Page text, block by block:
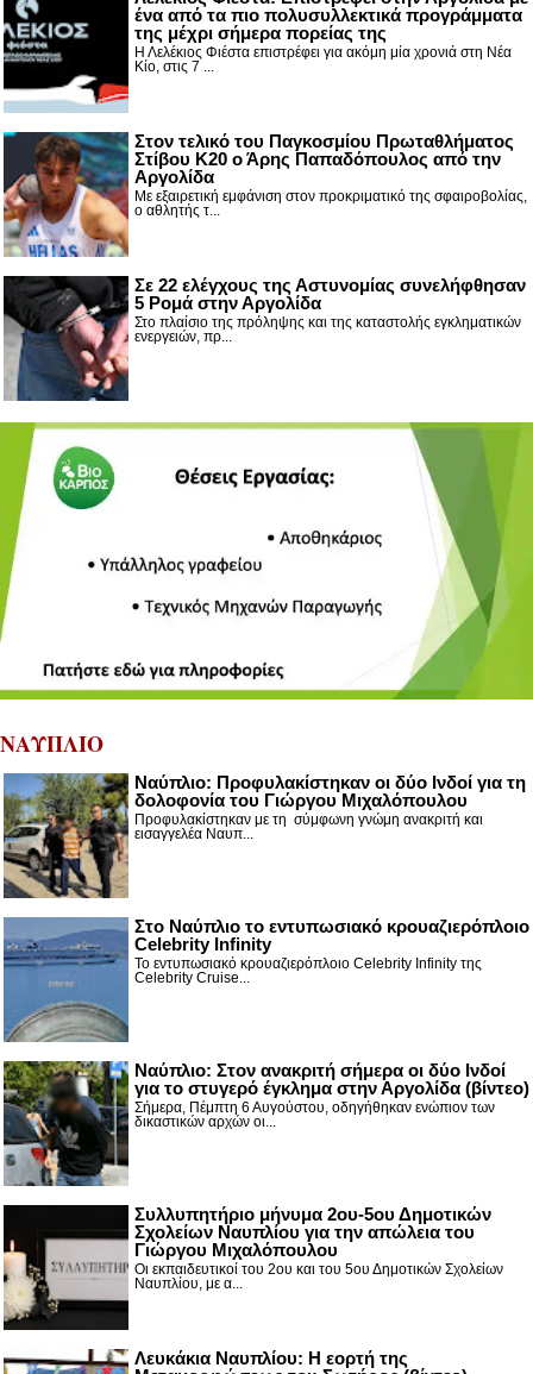
ένα από τα πιο πολυσυλλεκτικά προγράμματα
της μέχρι σήμερα πορείας της
Η Λελέκιος Φιέστα επιστρέφει για ακόμη μία χρονιά στη Νέα
Κίο, στις 7 ...
Στον τελικό του Παγκοσμίου Πρωταθλήματος
Στίβου Κ20 ο Άρης Παπαδόπουλος από την
Αργολίδα
Με εξαιρετική εμφάνιση στον προκριματικό της σφαιροβολίας,
ο αθλητής τ...
Σε 22 ελέγχους της Αστυνομίας συνελήφθησαν
5 Ρομά στην Αργολίδα
Στο πλαίσιο της πρόληψης και της καταστολής εγκληματικών
ενεργειών, πρ...
ΝΑΥΠΛΙΟ
Ναύπλιο: Προφυλακίστηκαν οι δύο Ινδοί για τη
δολοφονία του Γιώργου Μιχαλόπουλου
Προφυλακίστηκαν με τη σύμφωνη γνώμη ανακριτή και
εισαγγελέα Ναυπ...
Στο Ναύπλιο το εντυπωσιακό κρουαζιερόπλοιο
Celebrity Infinity
Το εντυπωσιακό κρουαζιερόπλοιο Celebrity Infinity της
Celebrity Cruise...
Nαύπλιο: Στον ανακριτή σήμερα οι δύο Ινδοί
για το στυγερό έγκλημα στην Αργολίδα (βίντεο)
Σήμερα, Πέμπτη 6 Αυγούστου, οδηγήθηκαν ενώπιον των
δικαστικών αρχών οι...
Συλλυπητήριο μήνυμα 2ου-5ου Δημοτικών
Σχολείων Ναυπλίου για την απώλεια του
Γιώργου Μιχαλόπουλου
Οι εκπαιδευτικοί του 2ου και του 5ου Δημοτικών Σχολείων
Ναυπλίου, με α...
Λευκάκια Ναυπλίου: Η εορτή της